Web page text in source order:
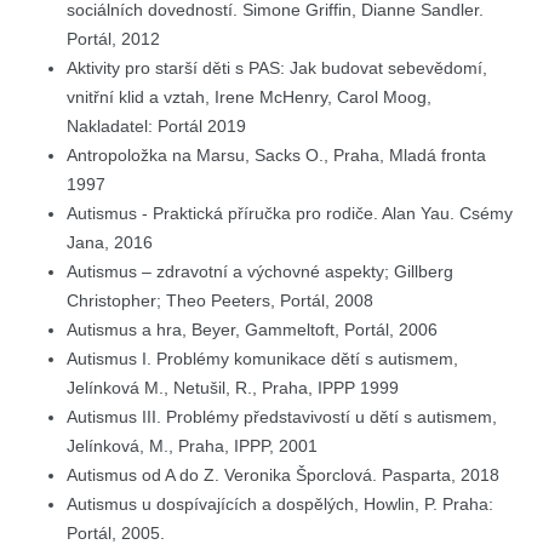
sociálních dovedností. Simone Griffin, Dianne Sandler.
Portál, 2012
Aktivity pro starší děti s PAS: Jak budovat sebevědomí,
vnitřní klid a vztah, Irene McHenry, Carol Moog,
Nakladatel: Portál 2019
Antropoložka na Marsu, Sacks O., Praha, Mladá fronta
1997
Autismus - Praktická příručka pro rodiče. Alan Yau. Csémy
Jana, 2016
Autismus – zdravotní a výchovné aspekty; Gillberg
Christopher; Theo Peeters, Portál, 2008
Autismus a hra, Beyer, Gammeltoft, Portál, 2006
Autismus I. Problémy komunikace dětí s autismem,
Jelínková M., Netušil, R., Praha, IPPP 1999
Autismus III. Problémy představivostí u dětí s autismem,
Jelínková, M., Praha, IPPP, 2001
Autismus od A do Z. Veronika Šporclová. Pasparta, 2018
Autismus u dospívajících a dospělých, Howlin, P. Praha:
Portál, 2005.